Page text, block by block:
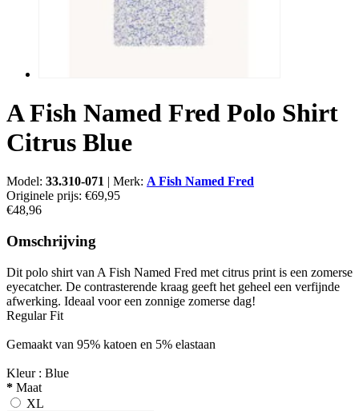
A Fish Named Fred Polo Shirt
Citrus Blue
Model: 33.310-071 Merk: A Fish Named Fred
Originele prijs: €69,95
€48,96
Omschrijving
Dit polo shirt van A Fish Named Fred met citrus print is een zomerse
eyecatcher. De contrasterende kraag geeft het geheel een verfijnde
afwerking. Ideaal voor een zonnige zomerse dag!
Regular Fit
Gemaakt van 95% katoen en 5% elastaan
Kleur : Blue
* Maat
XL